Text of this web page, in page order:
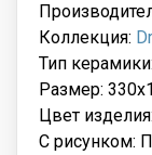
Коллекция:
Тип
Размер:
Цвет
С рисунком: